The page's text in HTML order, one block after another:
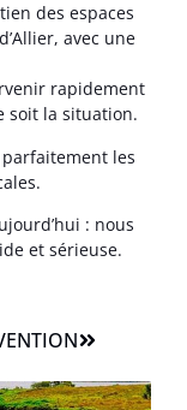
des espaces
avec une
rapidement
soit la situation.
les
: nous
et sérieuse.